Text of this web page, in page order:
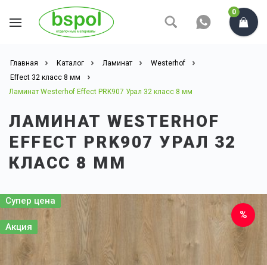
0
Главная Каталог Ламинат
Westerhof
Effect 32 класс 8 мм
Ламинат Westerhof Effect PRK907 Урал 32 класс 8 мм
ЛАМИНАТ WESTERHOF
EFFECT PRK907 УРАЛ 32
КЛАСС 8 ММ
Супер цена
Акция